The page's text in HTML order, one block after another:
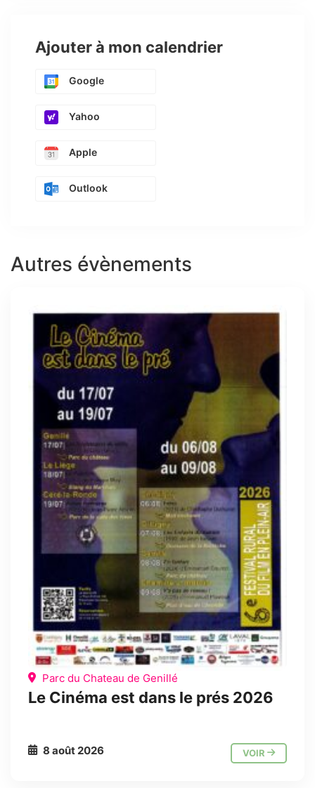
Ajouter à mon calendrier
Google
Yahoo
Apple
Outlook
Autres évènements
Parc du Chateau de Genillé
Le Cinéma est dans le prés 2026
8 août 2026 VOIR